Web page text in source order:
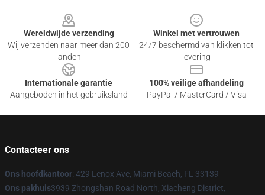
Wereldwijde verzending
Wij verzenden naar meer dan 200
landen
Winkel met vertrouwen
24/7 beschermd van klikken tot
levering
Internationale garantie
Aangeboden in het gebruiksland
100% veilige afhandeling
PayPal / MasterCard / Visa
Contacteer ons
Ons hoofdkantoor: 429 Lenox Ave, Miami Beach, FL 33139
Ons pakhuis3939 Zhongshan Road North, Xiacheng District,